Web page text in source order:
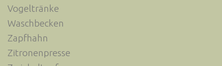
Vogeltränke
Waschbecken
Zapfhahn
Zitronenpresse